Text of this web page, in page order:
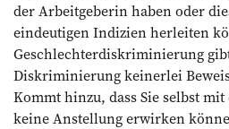
der Arbeitgeberin haben oder
eindeutigen Indizien herleiten
Geschlechterdiskriminierung
Diskriminierung keinerlei
Kommt hinzu, dass Sie selbst
keine Anstellung erwirken